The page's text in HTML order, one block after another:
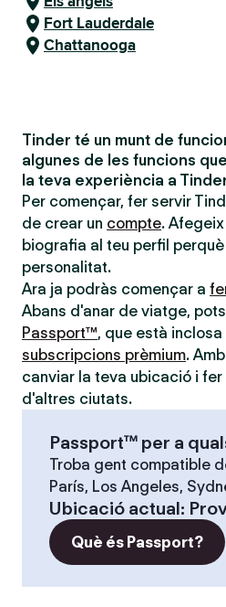
Fort Lauderdale
Chattanooga
Tinder té un munt de
algunes de les funcions
la teva experiència a
Per començar, fer servir
de crear un compte.
biografia al teu perfil
personalitat.
Ara ja podràs començar a
Abans d'anar de viatge,
Passport™, que està
subscripcions prèmium.
canviar la teva ubicació i
d'altres ciutats.
Passport™ per a
Troba gent compatible
París, Los Angeles,
Ubicació actual:
Què és Passport?